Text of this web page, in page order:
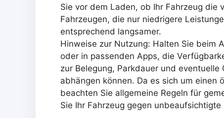
Sie vor dem Laden, ob Ihr Fahrzeug die
Fahrzeugen, die nur niedrigere
entsprechend langsamer.
Hinweise zur Nutzung: Halten Sie beim
oder in passenden Apps, die
zur Belegung, Parkdauer und
abhängen können. Da es sich um
beachten Sie allgemeine Regeln für
Sie Ihr Fahrzeug gegen unbeaufsichtigte